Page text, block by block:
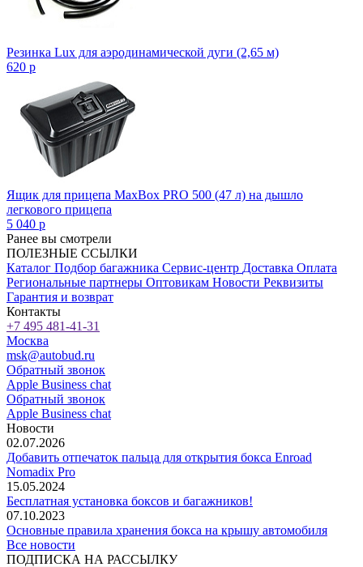
Резинка Lux для аэродинамической дуги (2,65 м)
620 p
Ящик для прицепа MaxBox PRO 500 (47 л) на дышло
легкового прицепа
5 040 p
Ранее вы смотрели
ПОЛЕЗНЫЕ ССЫЛКИ
Каталог Подбор багажника Сервис-центр Доставка Оплата
Региональные партнеры Оптовикам Новости Реквизиты
Гарантия и возврат
Контакты
+7 495 481-41-31
Москва
msk@autobud.ru
Обратный звонок
Apple Business chat
Обратный звонок
Apple Business chat
Новости
02.07.2026
Добавить отпечаток пальца для открытия бокса Enroad
Nomadix Pro
15.05.2024
Бесплатная установка боксов и багажников!
07.10.2023
Основные правила хранения бокса на крышу автомобиля
Все новости
ПОДПИСКА НА РАССЫЛКУ